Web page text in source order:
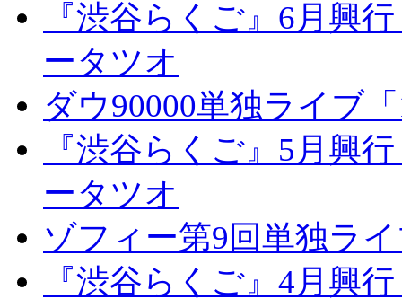
『渋谷らくご』6月興
ータツオ
ダウ90000単独ライブ
『渋谷らくご』5月興
ータツオ
ゾフィー第9回単独ラ
『渋谷らくご』4月興